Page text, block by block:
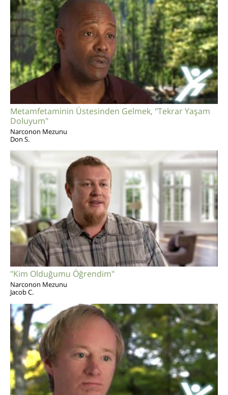
Metamfetaminin Üstesinden Gelmek, "Tekrar Yaşam
Doluyum"
Narconon Mezunu
Don S.
"Kim Olduğumu Öğrendim"
Narconon Mezunu
Jacob C.